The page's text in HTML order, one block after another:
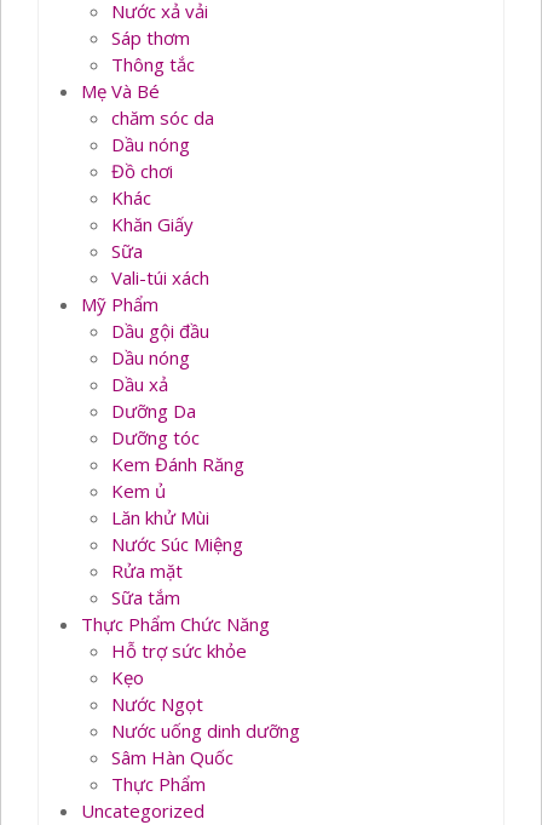
Nước xả vải
Sáp thơm
Thông tắc
Mẹ Và Bé
chăm sóc da
Dầu nóng
Đồ chơi
Khác
Khăn Giấy
Sữa
Vali-túi xách
Mỹ Phẩm
Dầu gội đầu
Dầu nóng
Dầu xả
Dưỡng Da
Dưỡng tóc
Kem Đánh Răng
Kem ủ
Lăn khử Mùi
Nước Súc Miệng
Rửa mặt
Sữa tắm
Thực Phẩm Chức Năng
Hỗ trợ sức khỏe
Kẹo
Nước Ngọt
Nước uống dinh dưỡng
Sâm Hàn Quốc
Thực Phẩm
Uncategorized